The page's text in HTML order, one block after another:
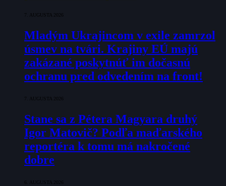
7. AUGUSTA 2026
Mladým Ukrajincom v exile zamrzol
úsmev na tvári. Krajiny EÚ majú
zakázané poskytnúť im dočasnú
ochranu pred odvedením na front!
7. AUGUSTA 2026
Stane sa z Pétera Magyara druhý
Igor Matovič? Podľa maďarského
reportéra k tomu má nakročené
dobre
6. AUGUSTA 2026